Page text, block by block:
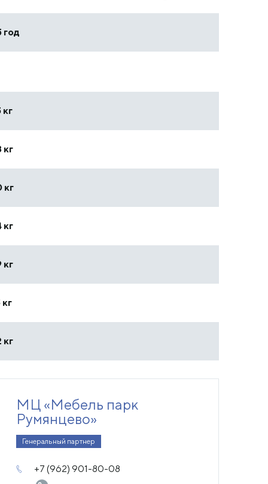
год
кг
кг
кг
кг
кг
кг
кг
МЦ «Мебель парк
Румянцево»
Генеральный партнер
+7 (962) 901-80-08